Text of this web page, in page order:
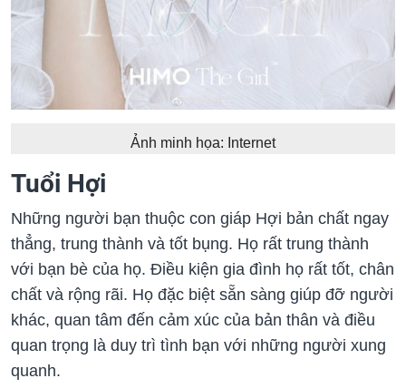
Ảnh minh họa: Internet
Tuổi Hợi
Những người bạn thuộc con giáp Hợi bản chất ngay
thẳng, trung thành và tốt bụng. Họ rất trung thành
với bạn bè của họ. Điều kiện gia đình họ rất tốt, chân
chất và rộng rãi. Họ đặc biệt sẵn sàng giúp đỡ người
khác, quan tâm đến cảm xúc của bản thân và điều
quan trọng là duy trì tình bạn với những người xung
quanh.